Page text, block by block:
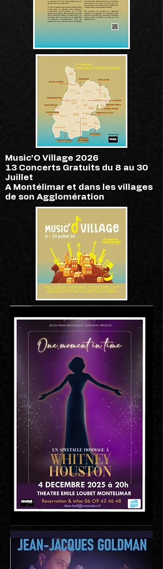
Music'O Village 2026
13 Concerts Gratuits du 8 au 30
Juillet
A Montélimar et dans les villages
de son Agglomération